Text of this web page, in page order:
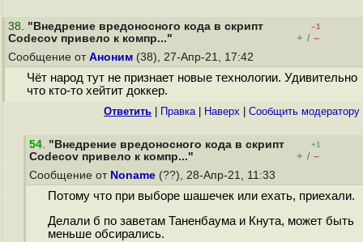
38. "Внедрение вредоносного кода в скрипт
Codecov привело к компр..."
–1
+ / –
Сообщение от Аноним (38), 27-Апр-21, 17:42
Чёт народ тут не признает новые технологии. Удивительно
что кто-то хейтит доккер.
Ответить Правка| Наверх Cообщить модератору
54. "Внедрение вредоносного кода в скрипт
Codecov привело к компр..."
+1
+ / –
Сообщение от Noname (??), 28-Апр-21, 11:33
Потому что при выборе шашечек или ехать, приехали.
Делали б по заветам Таненбаума и Кнута, может быть
меньше обсирались.